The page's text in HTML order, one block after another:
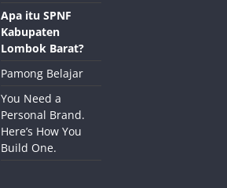
Apa itu SPNF
Kabupaten
Lombok Barat?
Pamong Belajar
You Need a
Personal Brand.
Here’s How You
Build One.